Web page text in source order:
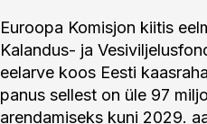
Euroopa Komisjon kiitis
Kalandus- ja
eelarve koos Eesti
panus sellest on üle 97
arendamiseks kuni 2029.